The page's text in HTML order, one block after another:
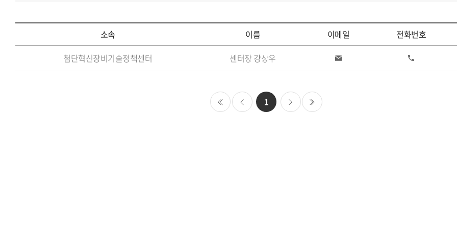
소속 이름 이메일 전화번호
첨단혁신장비기술정책센터
센터장 강상우
이
일
1